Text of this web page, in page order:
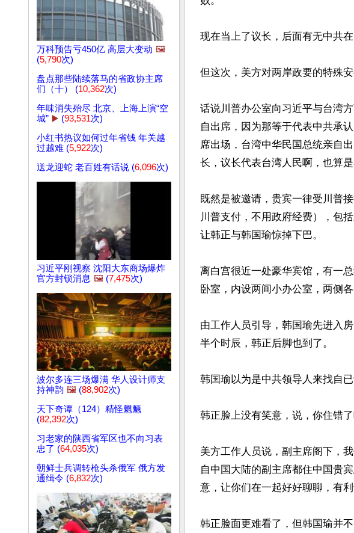
万科预告亏450亿 高层大变动 🖼️
(5,790次)
盘点那些陆续落马的省政协主席
们（十） (10,362次)
年味消失殆尽 北京、上海上演“空
城” ▶️ (93,531次)
小红书热议如何过年省钱 年关越
过越难 (5,922次)
送龙迎蛇 老百姓有话说 (6,096次)
习近平刚视察 沈阳大东商场爆炸
官方封锁消息 🖼️ (7,475次)
波尔多连三场爆满 华人设计师支
持神韵 🖼️ (88,902次)
天下奇谭（124）精怪魍魉
(82,392次)
习老家的陕西省军区也不向习表
忠了 (64,035次)
朝鲜士兵调转枪头杀俄军 俄方发
通缉令 (6,832次)
现在当上了议长，后面有无中共
但这次，美方对两岸政要的特殊
话说川普办公室向习近平与台湾
自出席，因为那等于代表中共承
席出场，台湾中华民国总统亲自
长，议长代表台湾人民啊，也算是
既然是被邀请，贵宾一律受川普
川普支付，不用政府经费），包
让韩正与韩国瑜惊掉下巴。
离白宫很近一处豪华宾馆，有一
卧室，内设两间小办公室，两侧各
由工作人员引导，韩国瑜先进入
半个时辰，韩正后脚也到了。
韩国瑜以为是中共领导人来找自
韩正脸上没有笑意，说，你住错
美方工作人员说，副主席阁下，
自中国大陆的副主席都住中国贵
意，让你们在一起好好聊聊，有利
韩正脸面更难看了，但韩国瑜并